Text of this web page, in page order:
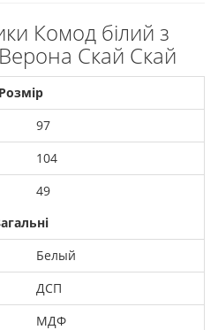
Комод білий з
Скай Скай
Розмір
97
104
49
Белый
ДСП
МДФ